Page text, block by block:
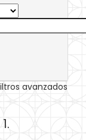
avanzados